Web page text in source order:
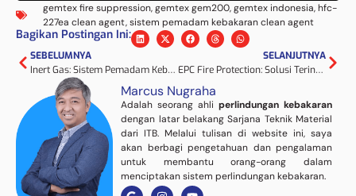
gemtex fire suppression,gemtex gem200,gemtex indonesia,hfc-
227ea clean agent,sistem pemadam kebakaran clean agent
Bagikan Postingan Ini:
SEBELUMNYA
Inert Gas: Sistem Pemadam Kebakaran Aman untuk Aset Bernilai Tinggi
SELANJUTNYA
EPC Fire Protection: Solusi Terintegrasi untuk Sistem Proteksi Kebakaran Profesional
Marcus Nugraha
Adalah seorang ahliperlindungan kebakaran
dengan latar belakang Sarjana Teknik Material
dari ITB. Melalui tulisan di website ini, saya
akan berbagi pengetahuan dan pengalaman
untuk membantu orang-orang dalam
menciptakan sistem perlindungan kebakaran.